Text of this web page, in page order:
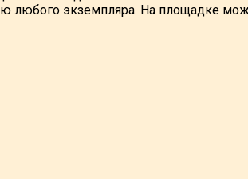
любого экземпляра. На площадке